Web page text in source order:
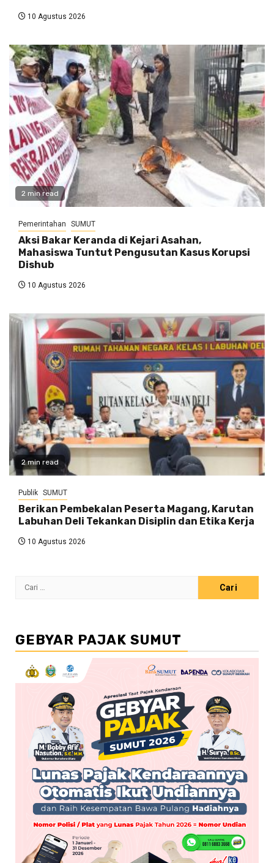
10 Agustus 2026
2 min read
Pemerintahan SUMUT
Aksi Bakar Keranda di Kejari Asahan,
Mahasiswa Tuntut Pengusutan Kasus Korupsi
Dishub
10 Agustus 2026
2 min read
Publik SUMUT
Berikan Pembekalan Peserta Magang, Karutan
Labuhan Deli Tekankan Disiplin dan Etika Kerja
10 Agustus 2026
Cari
GEBYAR PAJAK SUMUT